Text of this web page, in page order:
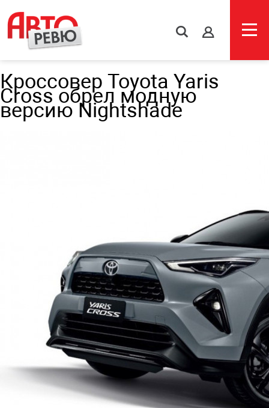
s
Кроссовер Toyota Yaris
Cross обрел модную
версию Nightshade